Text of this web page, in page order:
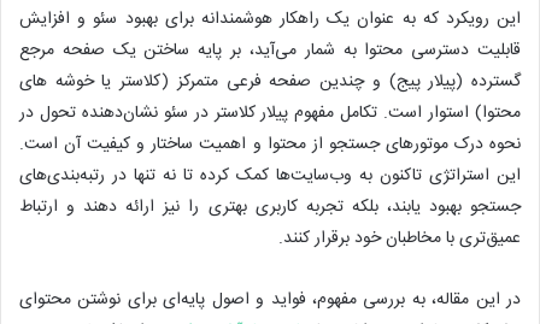
این رویکرد که به عنوان یک راهکار هوشمندانه برای بهبود سئو و افزایش
قابلیت دسترسی محتوا به شمار می‌آید، بر پایه ساختن یک صفحه مرجع
گسترده (پیلار پیج) و چندین صفحه فرعی متمرکز (کلاستر یا خوشه های
محتوا) استوار است. تکامل مفهوم پیلار کلاستر در سئو نشان‌دهنده تحول در
نحوه درک موتورهای جستجو از محتوا و اهمیت ساختار و کیفیت آن است.
این استراتژی تاکنون به وب‌سایت‌ها کمک کرده تا نه تنها در رتبه‌بندی‌های
جستجو بهبود یابند، بلکه تجربه کاربری بهتری را نیز ارائه دهند و ارتباط
عمیق‌تری با مخاطبان خود برقرار کنند.
در این مقاله، به بررسی مفهوم، فواید و اصول پایه‌ای برای نوشتن محتوای